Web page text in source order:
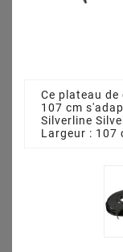
Ce plateau
107 cm
Silverline
Largeur : 107